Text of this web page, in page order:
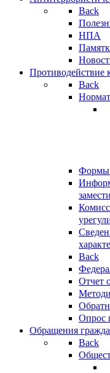
Back
НПА
Противодействие
Back
Формы
Back
Отчет
Опрос
Обращения
Back